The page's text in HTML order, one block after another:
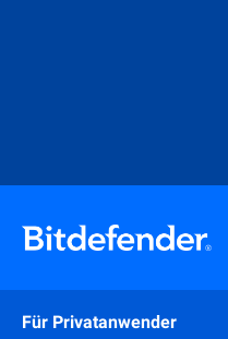
Für Privatanwender